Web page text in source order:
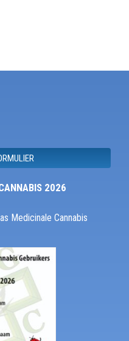
2026
Medicinale Cannabis